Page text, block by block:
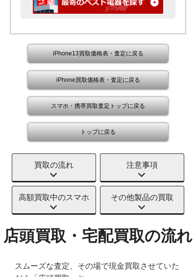
iPhone13買取価格表・査定に戻る
iPhone買取価格表・査定に戻る
スマホ・携帯買取査定トップに戻る
トップに戻る
買取の流れ 注意事項
高額買取中のスマホ その他製品の買取
店頭買取・宅配買取の流れ
スムーズな査定、その場で現金買取させていた